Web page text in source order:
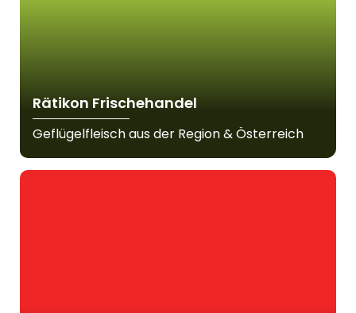
Rätikon Frischehandel
Geflügelfleisch aus der Region & Österreich